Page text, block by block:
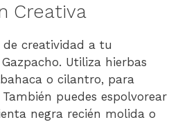
Creativa
creatividad a tu
Utiliza hierbas
o cilantro, para
puedes espolvorear
negra recién molida o